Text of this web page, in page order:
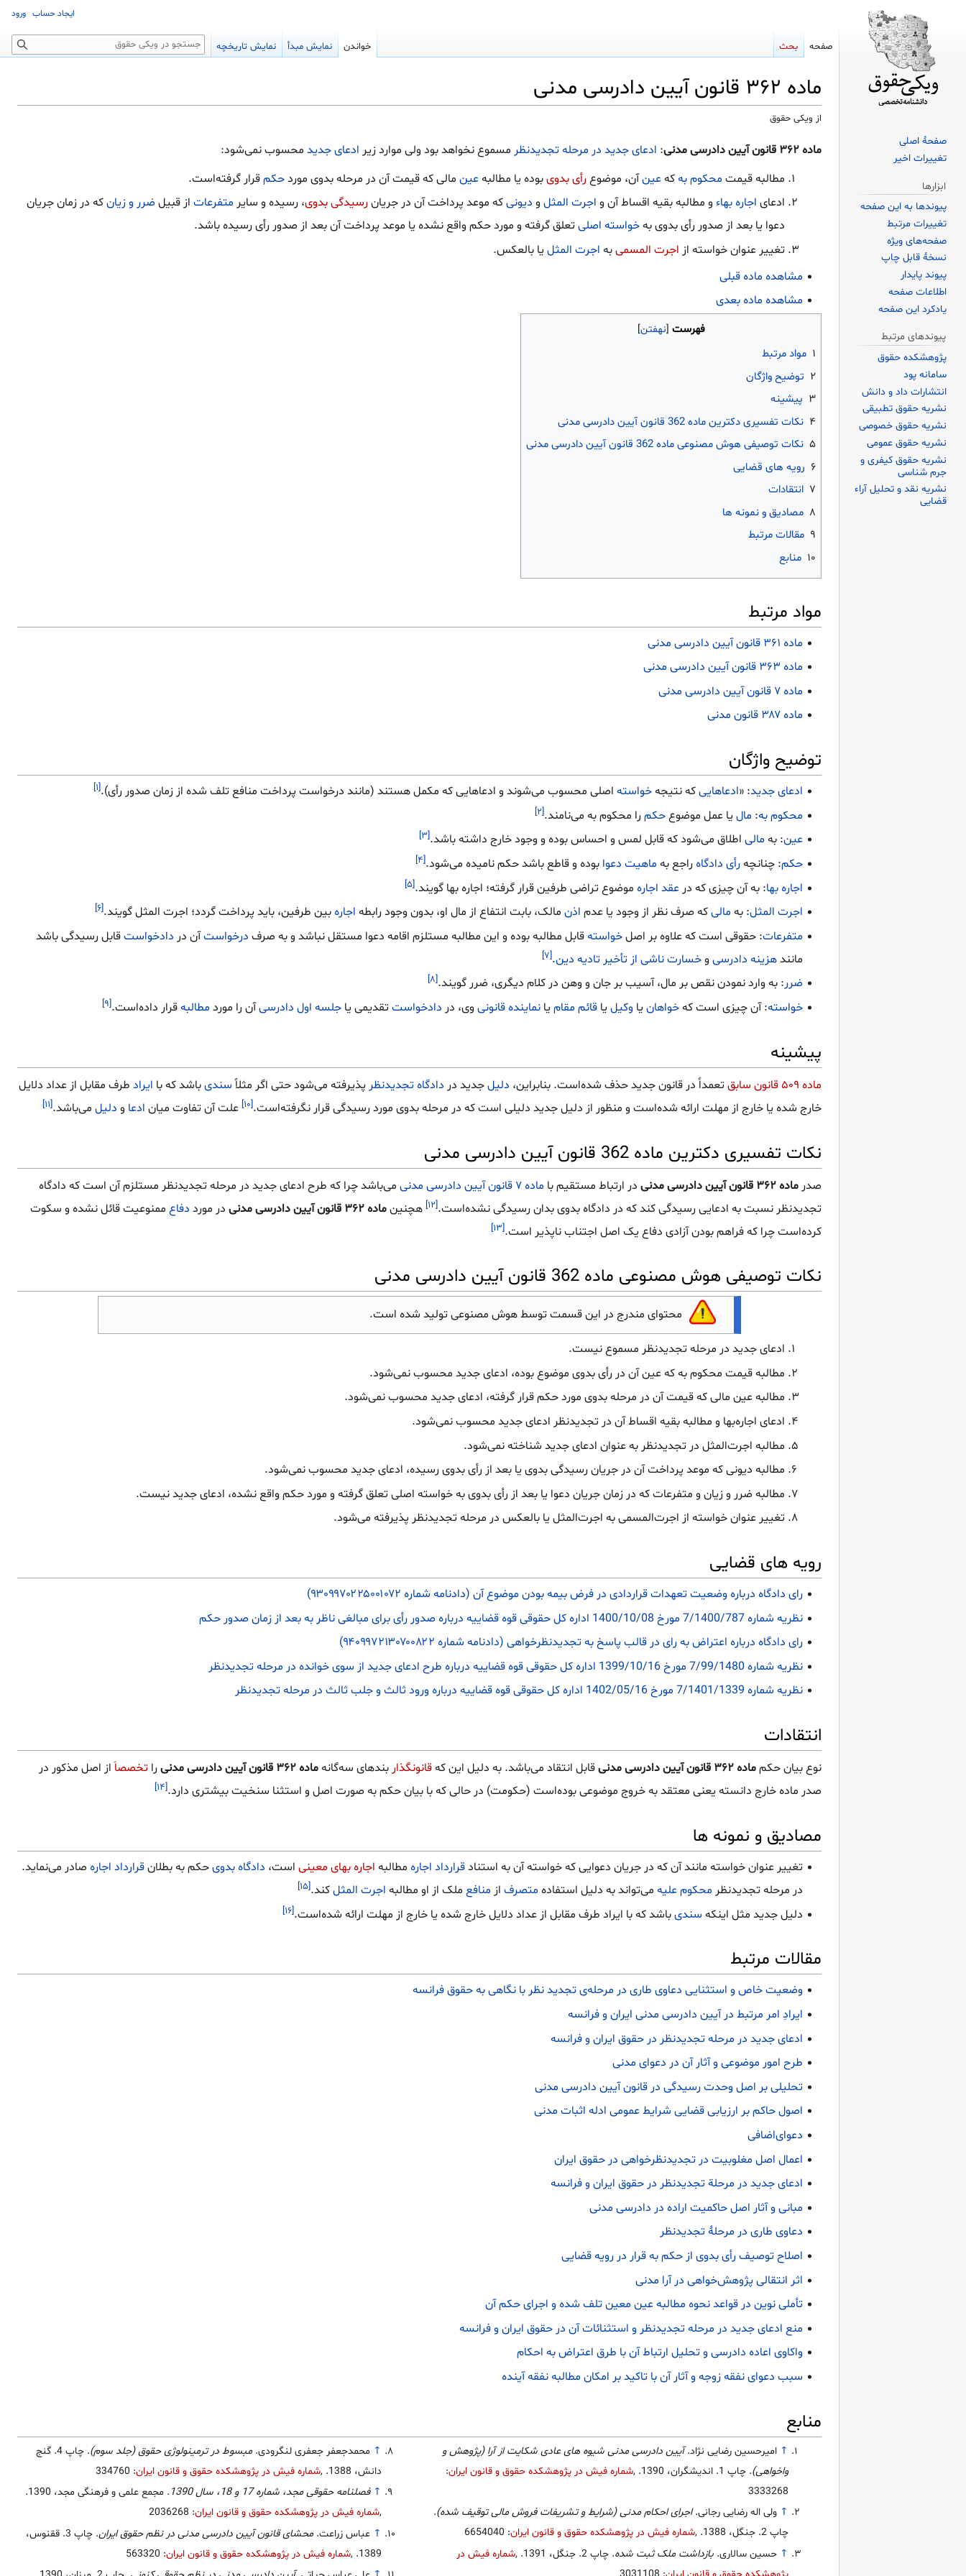
ماده ۳۶۲ قانون آیین دادرسی مدنی
از ویکی حقوق
پرش
پرش
جستجو
ماده ۳۶۲ قانون آیین دادرسی مدنی : ادعای جدید در مرحله تجدیدنظر مسموع نخواهد بود ولی موارد زیر ادعای جدید محسوب نمی‌شود:
مطالبه قیمت محکوم بهکهعینآن، موضوعرأی بدویبوده یا مطالبهعین مالی که قیمت آن در مرحله بدوی موردحکمقرار گرفته‌است.
ادعای اجاره بهاء و مطالبه بقیه اقساط آن و اجرت المثل و دیونیکه موعد پرداخت آن در جریانرسیدگی بدوی، رسیده و سایر متفرعات از قبیلضرر و زیانکه در زمان جریان
دعوا یا بعد از صدور رأی بدوی بهخواسته اصلیتعلق گرفته و مورد حکم واقع نشده یا موعد پرداخت آن بعد از صدور رأی رسیده باشد.
تغییر عنوان خواسته از اجرت المسمیبه اجرت المثلیا بالعکس.
مشاهده ماده قبلی
مشاهده ماده بعدی
فهرست
۱ مواد مرتبط
۲ توضیح واژگان
۳ پیشینه
۴ نکات تفسیری دکترین ماده 362 قانون آیین دادرسی مدنی
۵ نکات توصیفی هوش مصنوعی ماده 362 قانون آیین دادرسی مدنی
۶ رویه های قضایی
۷ انتقادات
۸ مصادیق و نمونه ها
۹ مقالات مرتبط
۱۰ منابع
مواد مرتبط
ماده ۳۶۱ قانون آیین دادرسی مدنی
ماده ۳۶۳ قانون آیین دادرسی مدنی
ماده ۷ قانون آیین دادرسی مدنی
ماده ۳۸۷ قانون مدنی
توضیح واژگان
ادعای جدید: «ادعاهاییکه نتیجهخواستهاصلی محسوب می‌شوند و ادعاهایی که مکمل هستند (مانند درخواست پرداخت منافع تلف شده از زمان صدور رأی).[۱]
محکوم به: مالیا عمل موضوعحکمرا محکوم به می‌نامند.[۲]
عین: به مالیاطلاق می‌شود که قابل لمس و احساس بوده و وجود خارج داشته باشد.[۳]
حکم: چنانچهرأی دادگاهراجع به ماهیت دعوا بوده و قاطع باشد حکم نامیده می‌شود.[۴]
اجاره بها: به آن چیزی که در عقد اجارهموضوع تراضی طرفین قرار گرفته؛ اجاره بها گویند.[۵]
اجرت المثل: به مالیکه صرف نظر از وجود یا عدم اذنمالک، بابت انتفاع از مال او، بدون وجود رابطه اجارهبین طرفین، باید پرداخت گردد؛ اجرت المثل گویند.[۶]
متفرعات: حقوقی است که علاوه بر اصلخواستهقابل مطالبه بوده و این مطالبه مستلزم اقامه دعوا مستقل نباشد و به صرف درخواستآن در دادخواستقابل رسیدگی باشد
مانندهزینه دادرسیوخسارت ناشی از تأخیر تادیه دین.[۷]
ضرر: به وارد نمودن نقص بر مال، آسیب بر جان و وهن در کلام دیگری، ضرر گویند.[۸]
خواسته: آن چیزی است کهخواهانیا وکیلیا قائم مقامیا نماینده قانونیوی، در دادخواستتقدیمی یا جلسه اول دادرسیآن را مورد مطالبهقرار داده‌است.[۹]
پیشینه
ماده ۵۰۹ قانون سابق تعمداً در قانون جدید حذف شده‌است. بنابراین، دلیلجدید در دادگاه تجدیدنظر پذیرفته می‌شود حتی اگر مثلاًسندیباشد که با ایراد طرف مقابل از عداد دلایل
خارج شده یا خارج از مهلت ارائه شده‌است و منظور از دلیل جدید دلیلی است که در مرحله بدوی مورد رسیدگی قرار نگرفته‌است.[۱۰] علت آن تفاوت میان ادعا و دلیل می‌باشد.[۱۱]
نکات تفسیری دکترین ماده 362 قانون آیین دادرسی مدنی
صدر ماده ۳۶۲ قانون آیین دادرسی مدنی در ارتباط مستقیم با ماده ۷ قانون آیین دادرسی مدنی
می‌باشد چرا که طرح ادعای جدید در مرحله تجدیدنظر مستلزم آن است که دادگاه
تجدیدنظر نسبت به ادعایی رسیدگی کند که در دادگاه بدوی بدان رسیدگی نشده‌است.[۱۲] هچنینماده ۳۶۲ قانون آیین دادرسی مدنی در مورد دفاع ممنوعیت قائل نشده و سکوت
کرده‌است چرا که فراهم بودن آزادی دفاع یک اصل اجتناب ناپذیر است.[۱۳]
نکات توصیفی هوش مصنوعی ماده 362 قانون آیین دادرسی مدنی
محتوای مندرج در این قسمت توسط هوش مصنوعی تولید شده است.
ادعای جدید در مرحله تجدیدنظر مسموع نیست.
مطالبه قیمت محکوم به که عین آن در رأی بدوی موضوع بوده، ادعای جدید محسوب نمی‌شود.
مطالبه عین مالی که قیمت آن در مرحله بدوی مورد حکم قرار گرفته، ادعای جدید محسوب نمی‌شود.
ادعای اجاره‌بها و مطالبه بقیه اقساط آن در تجدیدنظر ادعای جدید محسوب نمی‌شود.
مطالبه اجرت‌المثل در تجدیدنظر به عنوان ادعای جدید شناخته نمی‌شود.
مطالبه دیونی که موعد پرداخت آن در جریان رسیدگی بدوی یا بعد از رأی بدوی رسیده، ادعای جدید محسوب نمی‌شود.
مطالبه ضرر و زیان و متفرعات که در زمان جریان دعوا یا بعد از رأی بدوی به خواسته اصلی تعلق گرفته و مورد حکم واقع نشده، ادعای جدید نیست.
تغییر عنوان خواسته از اجرت‌المسمی به اجرت‌المثل یا بالعکس در مرحله تجدیدنظر پذیرفته می‌شود.
رویه های قضایی
رای دادگاه درباره وضعیت تعهدات قراردادی در فرض بیمه بودن موضوع آن (دادنامه شماره ۹۳۰۹۹۷۰۲۲۵۰۰۱۰۷۲)
نظریه شماره 7/1400/787 مورخ 1400/10/08 اداره کل حقوقی قوه قضاییه درباره صدور رأی برای مبالغی ناظر به بعد از زمان صدور حکم
رای دادگاه درباره اعتراض به رای در قالب پاسخ به تجدیدنظرخواهی (دادنامه شماره ۹۴۰۹۹۷۲۱۳۰۷۰۰۸۲۲)
نظریه شماره 7/99/1480 مورخ 1399/10/16 اداره کل حقوقی قوه قضاییه درباره طرح ادعای جدید از سوی خوانده در مرحله تجدیدنظر
نظریه شماره 7/1401/1339 مورخ 1402/05/16 اداره کل حقوقی قوه قضاییه درباره ورود ثالث و جلب ثالث در مرحله تجدیدنظر
انتقادات
نوع بیان حکمماده ۳۶۲ قانون آیین دادرسی مدنی قابل انتقاد می‌باشد. به دلیل این کهقانونگذار بندهای سه‌گانهماده ۳۶۲ قانون آیین دادرسی مدنی را تخصصاَاز اصل مذکور در
صدر ماده خارج دانسته یعنی معتقد به خروج موضوعی بوده‌است (حکومت) در حالی که با بیان حکم به صورت اصل و استثنا سنخیت بیشتری دارد.[۱۴]
مصادیق و نمونه ها
تغییر عنوان خواسته مانند آن که در جریان دعوایی که خواسته آن به استنادقرارداد اجارهمطالبه اجاره بهای معینیاست، دادگاه بدویحکم به بطلانقرارداد اجارهصادر می‌نماید.
در مرحله تجدیدنظر محکوم علیهمی‌تواند به دلیل استفاده متصرفاز منافعملک از او مطالبه اجرت المثلکند.[۱۵]
دلیل جدید مثل اینکه سندیباشد که با ایراد طرف مقابل از عداد دلایل خارج شده یا خارج از مهلت ارائه شده‌است.[۱۶]
مقالات مرتبط
وضعیت خاص و استثنایی دعاوی طاری در مرحله‌ی تجدید نظر با نگاهی به حقوق فرانسه
ایرادِ امر مرتبط در آیین دادرسی مدنی ایران و فرانسه
ادعای جدید در مرحله تجدیدنظر در حقوق ایران و فرانسه
طرح امور موضوعی و آثار آن در دعوای مدنی
تحلیلی بر اصل وحدت رسیدگی در قانون آیین دادرسی مدنی
اصول حاکم بر ارزیابی قضایی شرایط عمومی ادله اثبات مدنی
دعوای‌اضافی
اعمال اصل مغلوبیت در تجدیدنظرخواهی در حقوق ایران
ادعای جدید در مرحلة تجدیدنظر در حقوق ایران و فرانسه
مبانی و آثار اصل حاکمیت اراده در دادرسی مدنی
دعاوی طاری در مرحلۀ تجدیدنظر
اصلاح توصیف رأی بدوی از حکم به قرار در رویه قضایی
اثر انتقالی پژوهش‌خواهی در آرا مدنی
تأملی نوین در قواعد نحوه‌ مطالبه‌ عین معین‌ تلف شده و اجرای حکم آن
منع ادعای جدید در مرحله تجدیدنظر و استثنائات آن در حقوق ایران و فرانسه
واکاوی اعاده دادرسی و تحلیل ارتباط آن با طرق اعتراض به احکام
سبب دعوای نفقه زوجه و آثار آن با تاکید بر امکان مطالبه نفقه آینده
منابع
↑ امیرحسین رضایی نژاد.آیین دادرسی مدنی شیوه های عادی شکایت از آرا (پژوهش و
واخواهی). چاپ 1. اندیشگران، 1390. شماره فیش در پژوهشکده حقوق و قانون ایران:
3333268
↑ ولی اله رضایی رجانی.اجرای احکام مدنی (شرایط و تشریفات فروش مالی توقیف شده).
چاپ 2. جنگل، 1388.
شماره فیش در پژوهشکده حقوق و قانون ایران: 6654040
↑ حسین سالاری.بازداشت ملک ثبت شده. چاپ 2. جنگل، 1391.
شماره فیش در
↑ محمدجعفر جعفری لنگرودی.مبسوط در ترمینولوژی حقوق (جلد سوم)
. چاپ 4. گنج
دانش، 1388.
شماره فیش در پژوهشکده حقوق و قانون ایران: 334760
↑ فصلنامه حقوقی مجد، شماره 17 و 18، سال 1390
. مجمع علمی و فرهنگی مجد، 1390.
,شماره فیش در پژوهشکده حقوق و قانون ایران: 2036268
↑ عباس زراعت.محشای قانون آیین دادرسی مدنی در نظم حقوق ایران
. چاپ 3. ققنوس،
1389.
شماره فیش در پژوهشکده حقوق و قانون ایران: 563320
ایجاد حساب ورود
صفحه بحث خواندن نمایش مبدأ نمایش تاریخچه جستجو
صفحهٔ اصلی
تغییرات اخیر
ابزارها
پیوندها به این صفحه
تغییرات مرتبط
صفحه‌های ویژه
نسخهٔ قابل چاپ
پیوند پایدار
اطلاعات صفحه
یادکرد این صفحه
پیوندهای مرتبط
پژوهشکده حقوق
سامانه پود
انتشارات داد و دانش
نشریه حقوق تطبیقی
نشریه حقوق خصوصی
نشریه حقوق عمومی
نشریه حقوق کیفری و
جرم شناسی
نشریه نقد و تحلیل آراء
قضایی